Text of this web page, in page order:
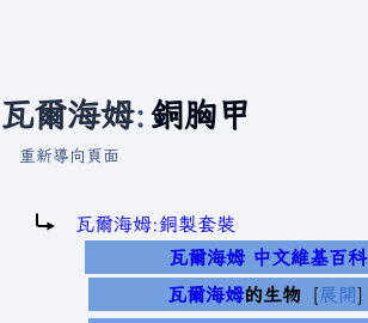
瓦爾海姆:銅胸甲
重新導向頁面
瓦爾海姆:銅製套裝
瓦爾海姆 中文維基百科
瓦爾海姆的生物
展開